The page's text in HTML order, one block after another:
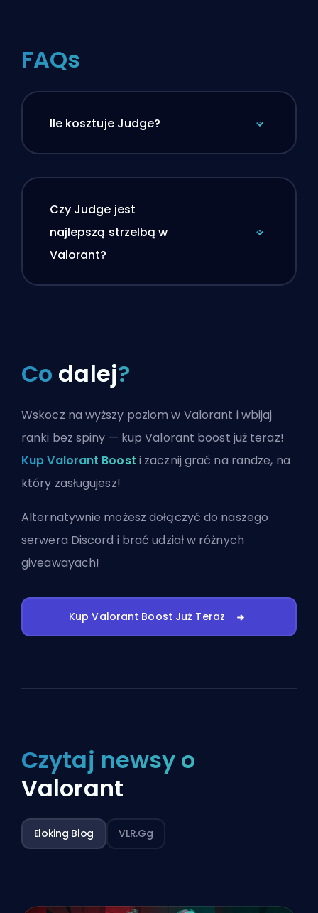
FAQs
Ile kosztuje Judge?
Czy Judge jest
najlepszą strzelbą w
Valorant?
Co dalej?
Wskocz na wyższy poziom w Valorant i wbijaj
ranki bez spiny — kup Valorant boost już teraz!
Kup Valorant Boost i zacznij grać na randze, na
który zasługujesz!
Alternatywnie możeszdołączyć do naszego
serwera Discord i brać udział w różnych
giveawayach!
Kup Valorant Boost Już Teraz
Czytaj newsy o
Valorant
Eloking Blog VLR.gg